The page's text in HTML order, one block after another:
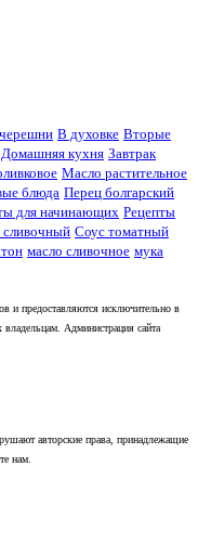
В духовке Вторые
Домашняя кухня Завтрак
Масло растительное
блюда Перец болгарский
для начинающих Рецепты
сливочный Соус томатный
масло сливочное мука
и предоставляются исключительно в
Администрация сайта
авторские права, принадлежащие
нам.